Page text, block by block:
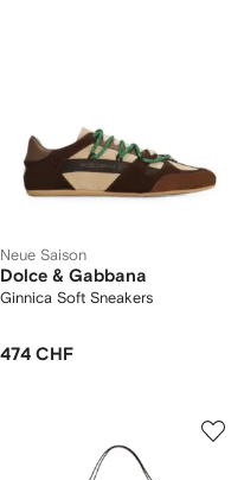
Neue Saison
Dolce & Gabbana
Ginnica Soft Sneakers
474 CHF